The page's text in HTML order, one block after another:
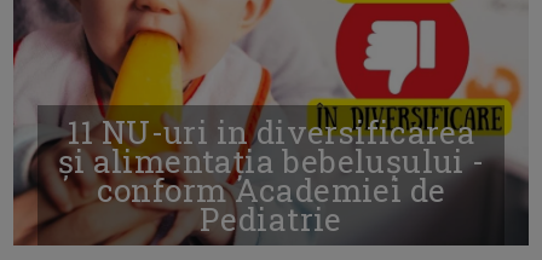
11 NU-uri in diversificarea
și alimentația bebelușului -
conform Academiei de
Pediatrie